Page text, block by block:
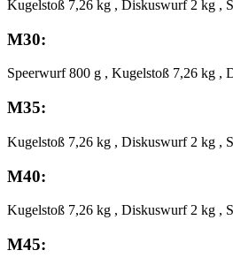
Kugelstoß 7,26 kg , Diskuswurf 2 kg ,
M30:
Speerwurf 800 g , Kugelstoß 7,26 kg ,
M35:
Kugelstoß 7,26 kg , Diskuswurf 2 kg ,
M40:
Kugelstoß 7,26 kg , Diskuswurf 2 kg ,
M45: